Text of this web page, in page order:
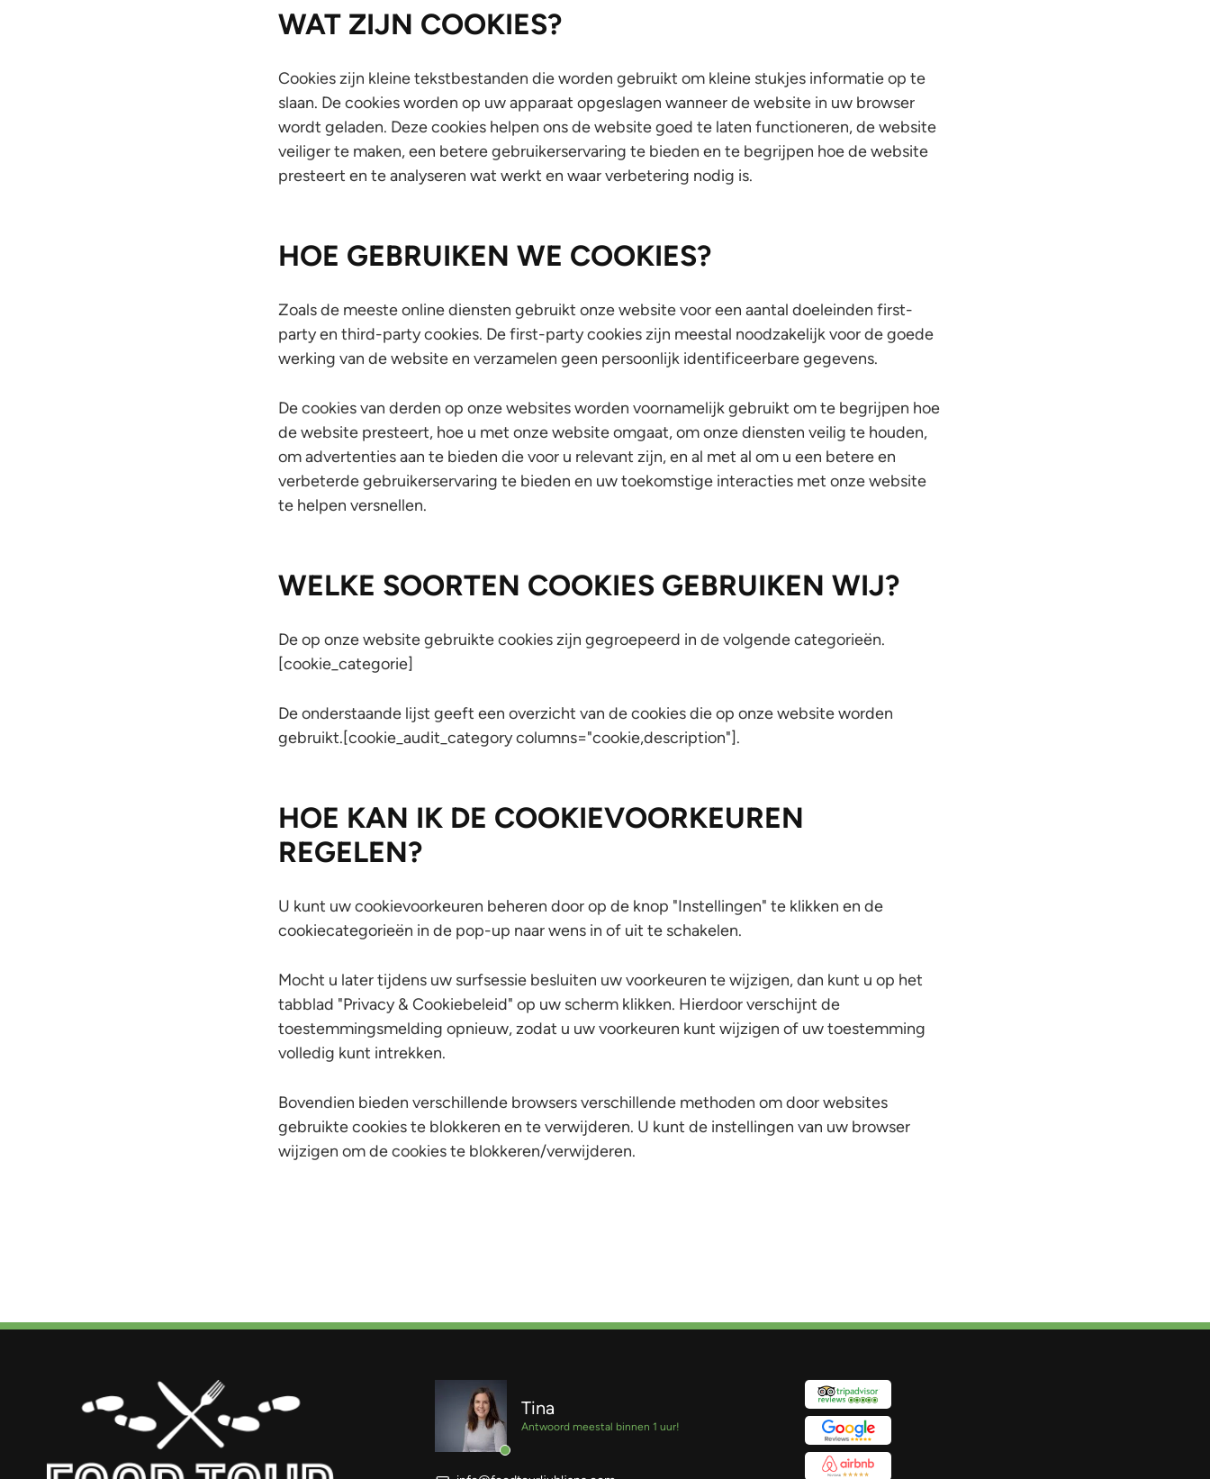
WAT ZIJN COOKIES?
Cookies zijn kleine tekstbestanden die worden gebruikt om kleine stukjes informatie op te
slaan. De cookies worden op uw apparaat opgeslagen wanneer de website in uw browser
wordt geladen. Deze cookies helpen ons de website goed te laten functioneren, de website
veiliger te maken, een betere gebruikerservaring te bieden en te begrijpen hoe de website
presteert en te analyseren wat werkt en waar verbetering nodig is.
HOE GEBRUIKEN WE COOKIES?
Zoals de meeste online diensten gebruikt onze website voor een aantal doeleinden first-
party en third-party cookies. De first-party cookies zijn meestal noodzakelijk voor de goede
werking van de website en verzamelen geen persoonlijk identificeerbare gegevens.
De cookies van derden op onze websites worden voornamelijk gebruikt om te begrijpen hoe
de website presteert, hoe u met onze website omgaat, om onze diensten veilig te houden,
om advertenties aan te bieden die voor u relevant zijn, en al met al om u een betere en
verbeterde gebruikerservaring te bieden en uw toekomstige interacties met onze website
te helpen versnellen.
WELKE SOORTEN COOKIES GEBRUIKEN WIJ?
De op onze website gebruikte cookies zijn gegroepeerd in de volgende categorieën.
[cookie_categorie]
De onderstaande lijst geeft een overzicht van de cookies die op onze website worden
gebruikt.[cookie_audit_category columns="cookie,description"].
HOE KAN IK DE COOKIEVOORKEUREN
REGELEN?
U kunt uw cookievoorkeuren beheren door op de knop "Instellingen" te klikken en de
cookiecategorieën in de pop-up naar wens in of uit te schakelen.
Mocht u later tijdens uw surfsessie besluiten uw voorkeuren te wijzigen, dan kunt u op het
tabblad "Privacy & Cookiebeleid" op uw scherm klikken. Hierdoor verschijnt de
toestemmingsmelding opnieuw, zodat u uw voorkeuren kunt wijzigen of uw toestemming
volledig kunt intrekken.
Bovendien bieden verschillende browsers verschillende methoden om door websites
gebruikte cookies te blokkeren en te verwijderen. U kunt de instellingen van uw browser
wijzigen om de cookies te blokkeren/verwijderen.
Tina
Antwoord meestal binnen 1 uur!